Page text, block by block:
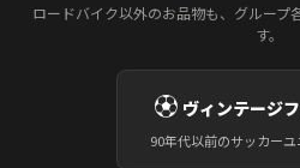
ロードバイク以外のお品物も、グループ
す。
⚽ ヴィンテージ
90年代以前のサッカー